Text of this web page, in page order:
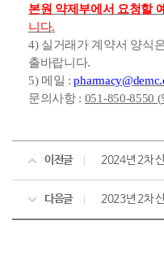
본원 약제부에서 요청할
니다.
4) 실거래가 계약서 양식
출바랍니다.
5) 메일 :
문의사항 : 051-850-8550 (
이전글 2024년 2차
다음글 2023년 2차